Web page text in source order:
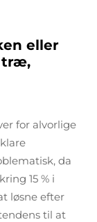
eller
træ,
for alvorlige
da
15 % i
løsne efter
til at